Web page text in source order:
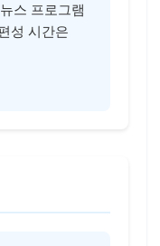
스 프로그램
성 시간은